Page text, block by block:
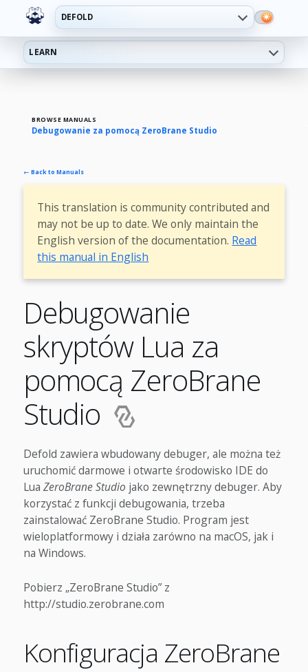
DEFOLD
LEARN
BROWSE MANUALS
Debugowanie za pomocą ZeroBrane Studio
← Back to Manuals
This translation is community contributed and
may not be up to date. We only maintain the
English version of the documentation. Read
this manual in English
Debugowanie
skryptów Lua za
pomocą ZeroBrane
Studio
Defold zawiera wbudowany debuger, ale można też
uruchomić darmowe i otwarte środowisko IDE do
Lua ZeroBrane Studio jako zewnętrzny debuger. Aby
korzystać z funkcji debugowania, trzeba
zainstalować ZeroBrane Studio. Program jest
wieloplatformowy i działa zarówno na macOS, jak i
na Windows.
Pobierz „ZeroBrane Studio” z
http://studio.zerobrane.com
Konfiguracja ZeroBrane